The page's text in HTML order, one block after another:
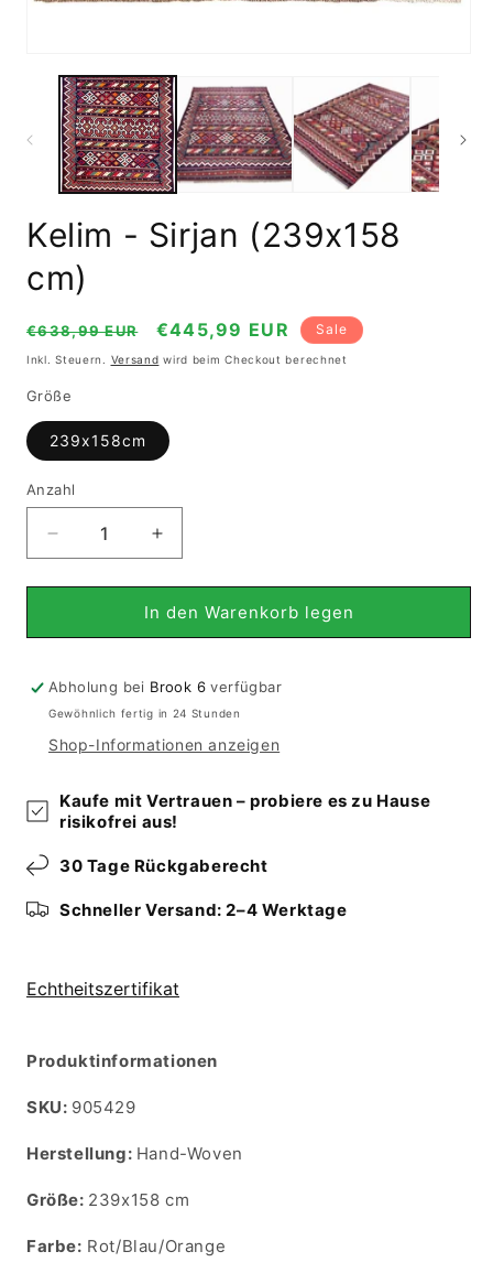
Modal
öffnen
Kelim - Sirjan (239x158
cm)
Normaler
Preis
€638,99 EUR Verkaufspreis
€445,99 EUR Sale
Inkl. Steuern. Versand wird beim Checkout berechnet
Größe
239x158cm
Anzahl
Verringere
die
Menge
Kelim
Sirjan
(239x158
Erhöhe
die
Menge
für
Kelim
Sirjan
(239x158
In den Warenkorb legen
Abholung bei Brook 6 verfügbar
Gewöhnlich fertig in 24 Stunden
Shop-Informationen anzeigen
Kaufe mit Vertrauen – probiere es zu Hause
risikofrei aus!
30 Tage Rückgaberecht
Schneller Versand: 2–4 Werktage
Echtheitszertifikat
Produktinformationen
SKU:
SKU: 905429
Herstellung: Hand-Woven
Größe: 239x158 cm
Farbe: Rot/Blau/Orange